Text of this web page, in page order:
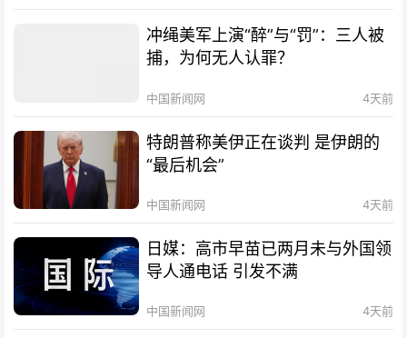
冲绳美军上演“醉”与“罚”：三人被
捕，为何无人认罪？
中国新闻网 4天前
特朗普称美伊正在谈判 是伊朗的
“最后机会”
中国新闻网 4天前
日媒：高市早苗已两月未与外国领
导人通电话 引发不满
中国新闻网 4天前